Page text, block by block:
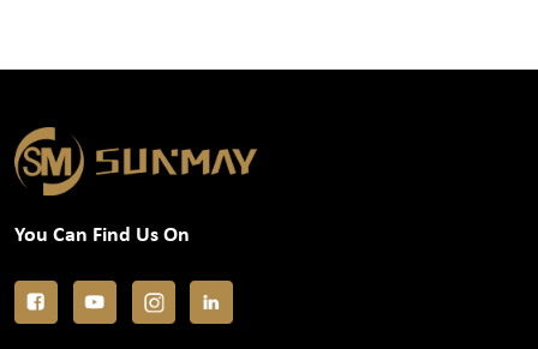
You Can Find Us On